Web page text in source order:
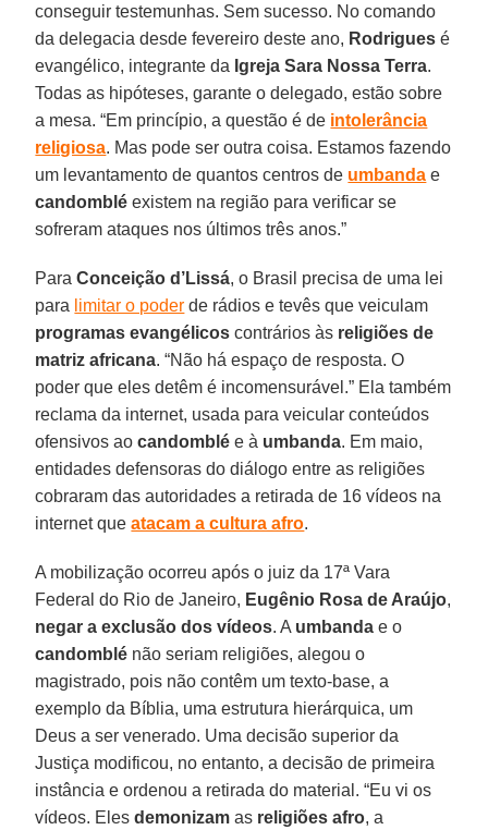
conseguir testemunhas. Sem sucesso. No comando
da delegacia desde fevereiro deste ano, Rodrigues é
evangélico, integrante da Igreja Sara Nossa Terra.
Todas as hipóteses, garante o delegado, estão sobre
a mesa. “Em princípio, a questão é de intolerância
religiosa. Mas pode ser outra coisa. Estamos fazendo
um levantamento de quantos centros de umbanda e
candomblé existem na região para verificar se
sofreram ataques nos últimos três anos.”
ParaConceição d’Lissá, o Brasil precisa de uma lei
para limitar o poder de rádios e tevês que veiculam
programas evangélicos contrários às religiões de
matriz africana. “Não há espaço de resposta. O
poder que eles detêm é incomensurável.” Ela também
reclama da internet, usada para veicular conteúdos
ofensivos aocandomblé e à umbanda. Em maio,
entidades defensoras do diálogo entre as religiões
cobraram das autoridades a retirada de 16 vídeos na
internet queatacam a cultura afro.
A mobilização ocorreu após o juiz da 17ª Vara
Federal do Rio de Janeiro, Eugênio Rosa de Araújo,
negar a exclusão dos vídeos. A umbanda e o
candomblé não seriam religiões, alegou o
magistrado, pois não contêm um texto-base, a
exemplo da Bíblia, uma estrutura hierárquica, um
Deus a ser venerado. Uma decisão superior da
Justiça modificou, no entanto, a decisão de primeira
instância e ordenou a retirada do material. “Eu vi os
vídeos. Elesdemonizam as religiões afro, a